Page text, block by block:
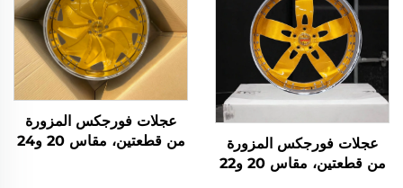
عجلات فورجكس المزورة
من قطعتين، مقاس 20 و22
عجلات فورجكس المزورة
من قطعتين، مقاس 20 و24